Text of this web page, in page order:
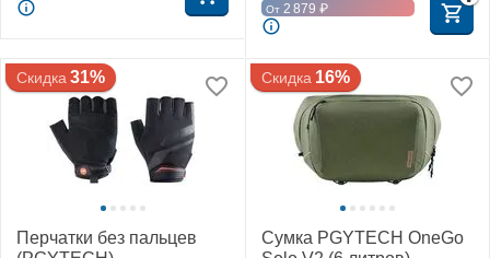
От 2 879 ₽
Скидка 31%
Перчатки без пальцев
Скидка 16%
Сумка PGYTECH OneGo